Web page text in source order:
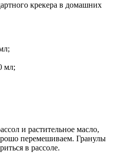
крекера в домашних
мл;
и растительное масло,
перемешиваем. Гранулы
в рассоле.